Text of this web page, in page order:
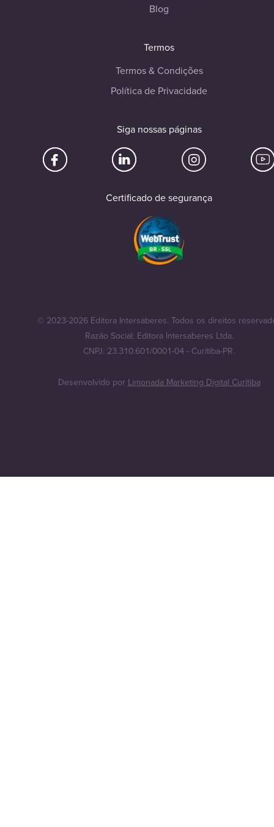
Blog
Termos
Termos & Condições
Política de Privacidade
Siga nossas páginas
Certificado de segurança
© 2023-2026 Editora Intersaberes. Todos os direitos
Razão Social: Editora Intersaberes Ltda.
CNPJ: 23.310.601/0001-04 - Curitiba-PR.
Desenvolvido por Limonada Marketing Digital Curitiba